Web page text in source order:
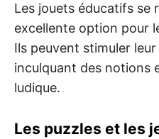
Les jouets éducatifs se
excellente option pour
Ils peuvent stimuler
inculquant des notions
ludique.
Les puzzles et les